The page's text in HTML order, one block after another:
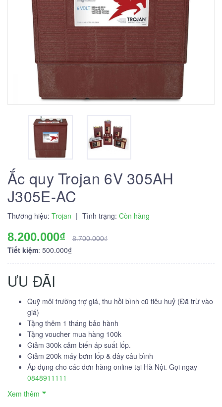
Ắc quy Trojan 6V 305AH
J305E-AC
Thương hiệu: Trojan | Tình trạng: Còn hàng
8.200.000₫ 8.700.000₫
Tiết kiệm: 500.000₫
ƯU ĐÃI
Quỹ môi trường trợ giá, thu hồi bình cũ tiêu huỷ (Đã trừ vào
giá)
Tặng thêm 1 tháng bảo hành
Tặng voucher mua hàng 100k
Giảm 300k cảm biến áp suất lốp.
Giảm 200k máy bơm lốp & dây câu bình
Áp dụng cho các đơn hàng online tại Hà Nội. Gọi ngay
0848911111
Xem thêm